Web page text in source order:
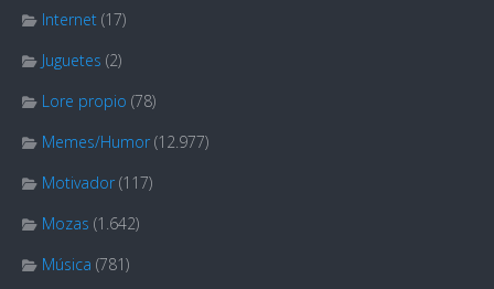
Internet (17)
Juguetes (2)
Lore propio (78)
Memes/Humor (12.977)
Motivador (117)
Mozas (1.642)
Música (781)